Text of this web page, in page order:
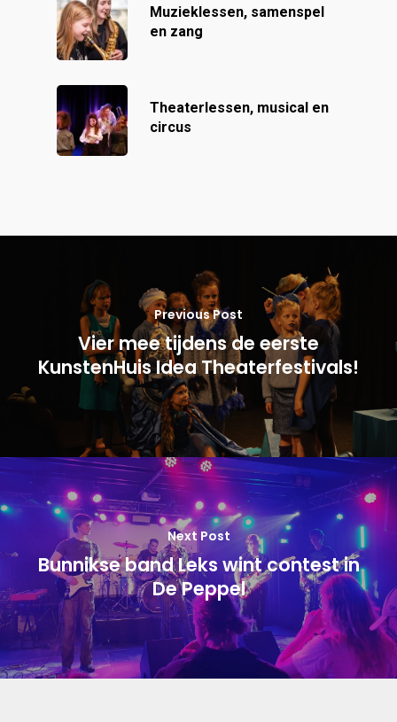
Muzieklessen, samenspel
en zang
Theaterlessen, musical en
circus
Previous Post
Vier mee tijdens de eerste
KunstenHuis Idea Theaterfestivals!
Next Post
Bunnikse band Leks wint contest in
De Peppel